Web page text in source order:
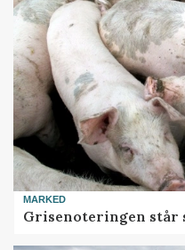
MARKED
Grisenoteringen står